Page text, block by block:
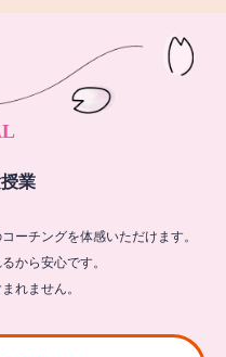
業
ーチングを体感いただけます。
から安心です。
れません。